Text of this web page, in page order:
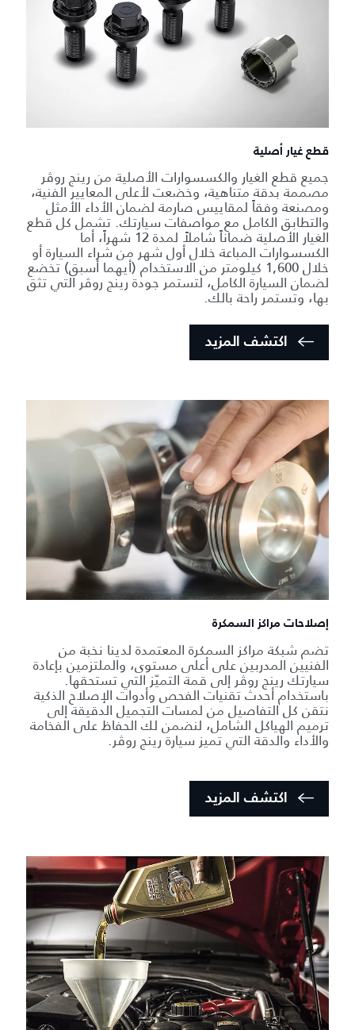
قطع غيار أصلية
جميع قطع الغيار والكسسوارات الأصلية من رينج روڤر
مصممة بدقة متناهية، وخضعت لأعلى المعايير الفنية،
ومصنعة وفقاً لمقاييس صارمة لضمان الأداء الأمثل
والتطابق الكامل مع مواصفات سيارتك. تشمل كل قطع
الغيار الأصلية ضماناً شاملاً لمدة 12 شهراً، أما
الكسسوارات المباعة خلال أول شهر من شراء السيارة أو
خلال 1,600 كيلومتر من الاستخدام (أيهما أسبق) تخضع
لضمان السيارة الكامل، لتستمر جودة رينج روڤر التي تثق
بها، وتستمر راحة بالك.
اكتشف المزيد
إصلاحات مراكز السمكرة
تضم شبكة مراكز السمكرة المعتمدة لدينا نخبة من
الفنيين المدربين على أعلى مستوى، والملتزمين بإعادة
سيارتك رينج روڤر إلى قمة التميّز التي تستحقها.
باستخدام أحدث تقنيات الفحص وأدوات الإصلاح الذكية
نتقن كل التفاصيل من لمسات التجميل الدقيقة إلى
ترميم الهياكل الشامل، لنضمن لك الحفاظ على الفخامة
والأداء والدقة التي تميز سيارة رينج روڤر.
اكتشف المزيد